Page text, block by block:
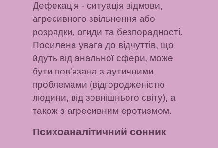
Дефекація - ситуація відмови,
агресивного звільнення або
розрядки, огиди та безпорадності.
Посилена увага до відчуттів, що
йдуть від анальної сфери, може
бути пов'язана з аутичними
проблемами (відгородженістю
людини, від зовнішнього світу), а
також з агресивним еротизмом.
Психоаналітичний сонник